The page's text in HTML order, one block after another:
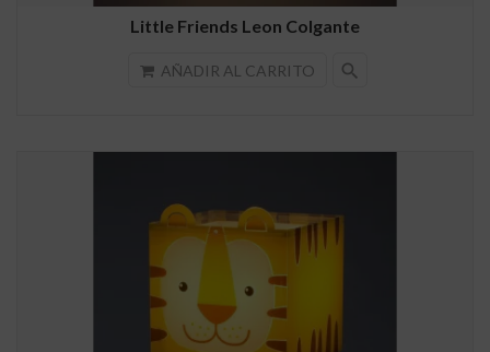
Little Friends Leon Colgante
AÑADIR AL CARRITO search